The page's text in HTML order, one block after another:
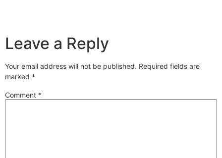
Leave a Reply
Your email address will not be published. Required fields are
marked *
Comment *